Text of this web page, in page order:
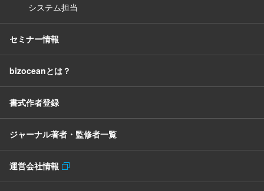
システム担当
セミナー情報
bizoceanとは？
書式作者登録
ジャーナル著者・監修者一覧
運営会社情報